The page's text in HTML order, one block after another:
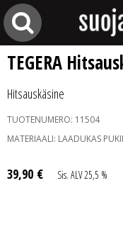
TEGERA
Hitsauskäsine
TUOTENUMERO: 11504
MATERIAALI: LAADUKAS
39,90 € Sis. ALV 25,5 %